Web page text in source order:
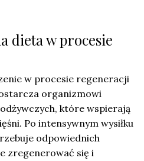
dieta w procesie
w procesie regeneracji
organizmowi
które wspierają
Po intensywnym wysiłku
odpowiednich
zregenerować się i